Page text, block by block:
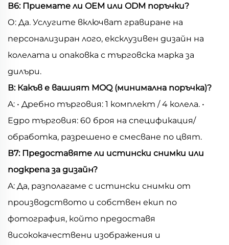
В6: Приемате ли OEM или ODM поръчки?
О: Да. Услугите включват гравиране на
персонализиран лого, ексклузивен дизайн на
колелата и опаковка с търговска марка за
дилъри.
В: Какъв е вашият MOQ (минимална поръчка)?
A: • Дребно търговия: 1 комплект / 4 колела. •
Едро търговия: 60 броя на спецификация/
обработка, разрешено е смесване по цвят.
В7: Предоставяте ли истински снимки или
подкрепа за дизайн?
A: Да, разполагаме с истински снимки от
производството и собствен екип по
фотография, който предоставя
висококачествени изображения и